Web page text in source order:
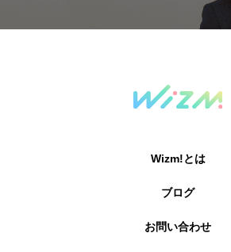
Wizm!とは
ブログ
お問い合わせ